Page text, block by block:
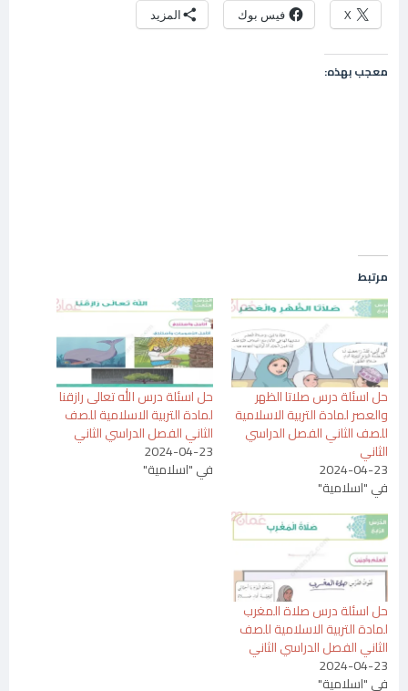
X فيس بوك المزيد
معجب بهذه:
مرتبط
حل اسئلة درس صلاتا الظهر
والعصر لمادة التربية الاسلامية
للصف الثاني الفصل الدراسي
الثاني
2024-04-23
في "اسلامية"
حل اسئلة درس الله تعالى رازقنا
لمادة التربية الاسلامية للصف
الثاني الفصل الدراسي الثاني
2024-04-23
في "اسلامية"
حل اسئلة درس صلاة المغرب
لمادة التربية الاسلامية للصف
الثاني الفصل الدراسي الثاني
2024-04-23
في "اسلامية"